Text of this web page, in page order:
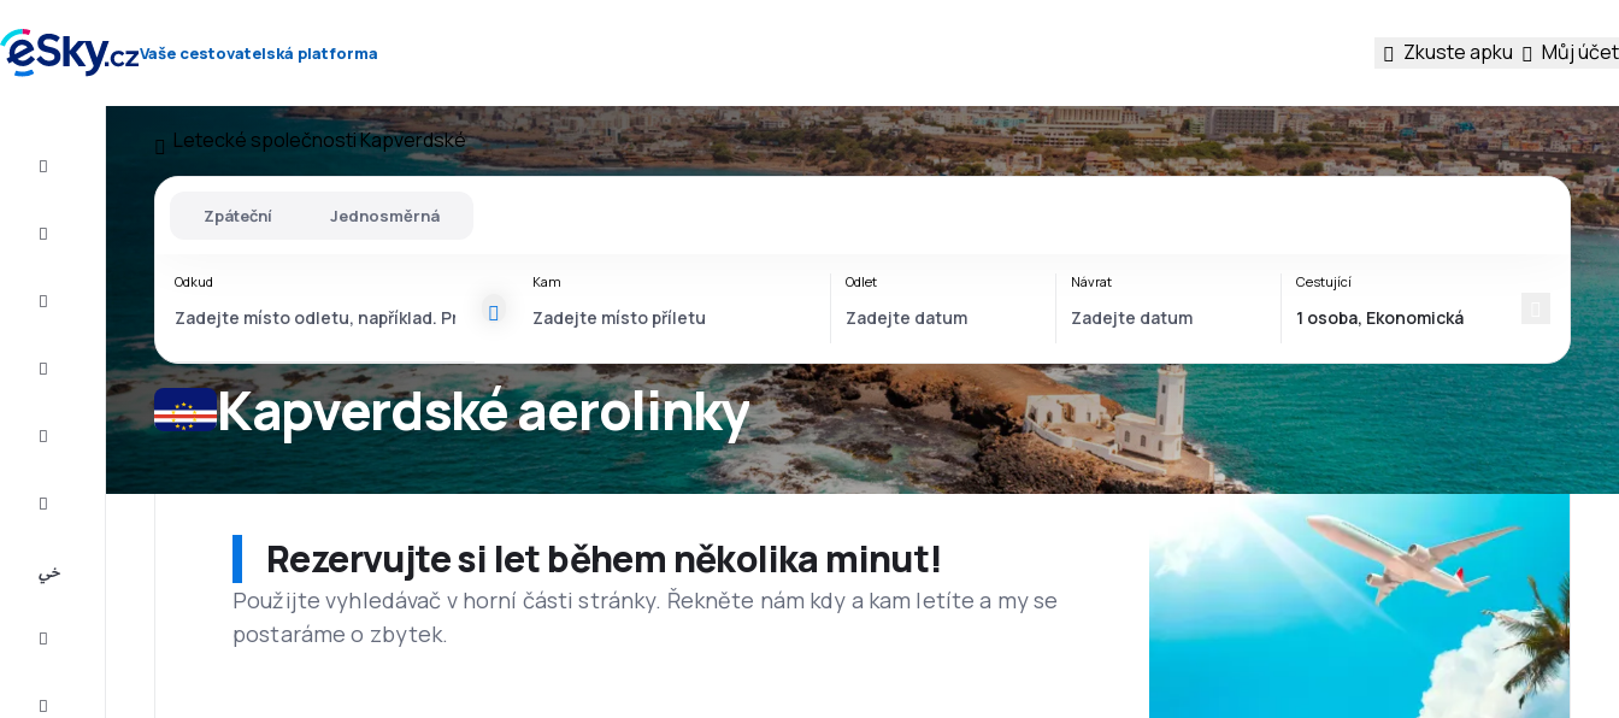
Vaše cestovatelská platforma Zkuste apku Můj účet
Letecké společnostiKapverdské
Kapverdské aerolinky
Zpáteční Jednosměrná
Odkud Kam Odlet Návrat Cestující
Rezervujte si let během několika minut!
Použijte vyhledávač v horní části stránky. Řekněte nám kdy a kam letíte a my se
postaráme o zbytek.